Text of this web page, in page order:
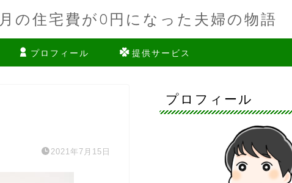
の住宅費が0円になった夫婦の物語
プロフィール 提供サービス
2021年7月15日
プロフィール